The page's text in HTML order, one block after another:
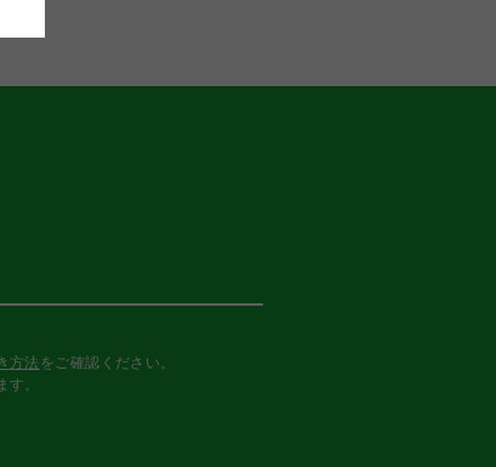
方法 をご確認ください。
。